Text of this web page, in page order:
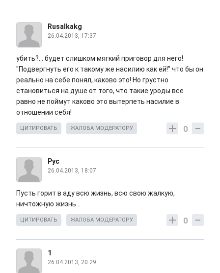
Rusalkakg
26.04.2013, 17:37
убить?... будет слишком мягкий приговор для него!
"Подвергнуть его к такому же насилию как ей!" что бы он
реально на себе понял, каково это! Но грустно
становиться на душе от того, что такие уроды все
равно не поймут каково это вытерпеть насилие в
отношении себя!
0
ЦИТИРОВАТЬ ЖАЛОБА МОДЕРАТОРУ
Рус
26.04.2013, 18:07
Пусть горит в аду всю жизнь, всю свою жалкую,
ничтожную жизнь...
0
ЦИТИРОВАТЬ ЖАЛОБА МОДЕРАТОРУ
1
26.04.2013, 20:29